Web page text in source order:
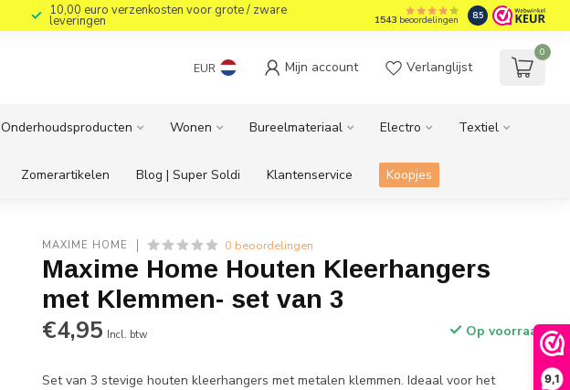
9,1
10,00 euro verzenkosten voor grote / zware
leveringen 1543beoordelingen 8.5
EUR Mijn account Verlanglijst
0
Onderhoudsproducten Wonen Bureelmateriaal Electro Textiel
Zomerartikelen Blog | Super Soldi Klantenservice Koopjes
MAXIME HOME 0 beoordelingen
Maxime Home Houten Kleerhangers
met Klemmen- set van 3
€4,95 Incl. btw Op voorraad
Set van 3 stevige houten kleerhangers met metalen klemmen. Ideaal voor het